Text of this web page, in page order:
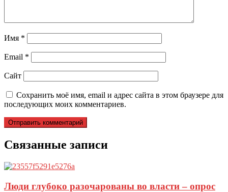
Имя *
Email *
Сайт
Сохранить моё имя, email и адрес сайта в этом браузере для
последующих моих комментариев.
Связанные записи
Люди глубоко разочарованы во власти – опрос